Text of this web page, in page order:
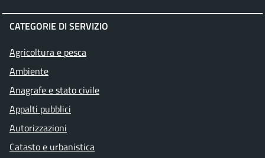
CATEGORIE DI SERVIZIO
Agricoltura e pesca
Ambiente
Anagrafe e stato civile
Appalti pubblici
Autorizzazioni
Catasto e urbanistica